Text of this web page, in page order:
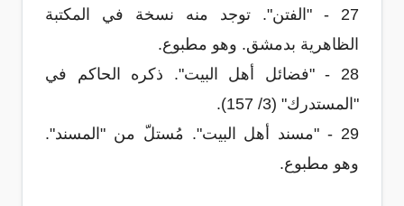
27 - "الفتن". توجد منه نسخة في المكتبة
الظاهرية بدمشق. وهو مطبوع.
28 - "فضائل أهل البيت". ذكره الحاكم في
"المستدرك" (3/ 157).
29 - "مسند أهل البيت". مُستلّ من "المسند".
وهو مطبوع.